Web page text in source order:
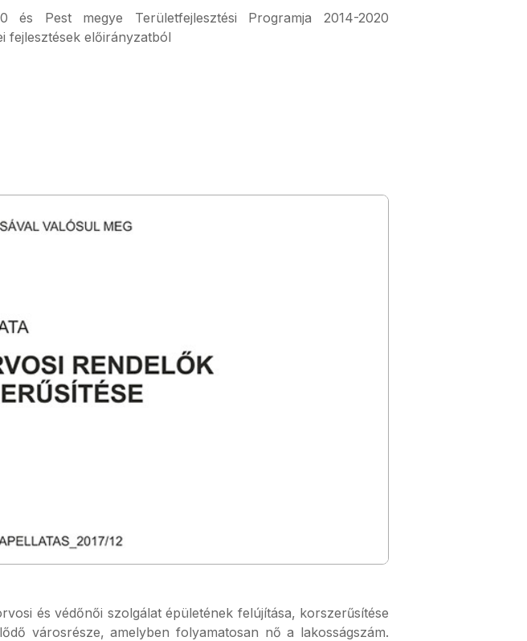
és Pest megye Területfejlesztési Programja 2014-2020
fejlesztések előirányzatból
és védőnői szolgálat épületének felújítása, korszerűsítése
városrésze, amelyben folyamatosan nő a lakosságszám.